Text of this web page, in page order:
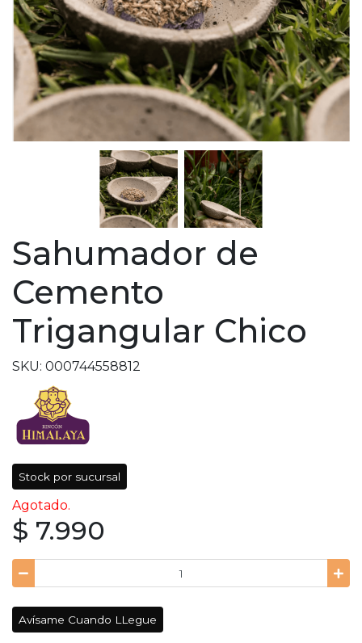
Sahumador de
Cemento
Trigangular Chico
SKU: 000744558812
Stock por sucursal
Agotado.
$ 7.990
Avísame Cuando LLegue